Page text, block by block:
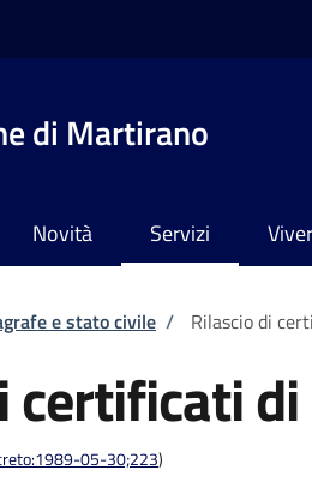
di Martirano
Novità Servizi
e stato civile / Rilascio di
certificati
05-30;223)